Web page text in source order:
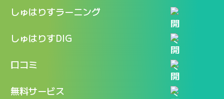
しゅはりすラーニング
特長
料金
新着情報
しゅはりすDIG
記事一覧
口コミ
口コミ一覧
無料サービス